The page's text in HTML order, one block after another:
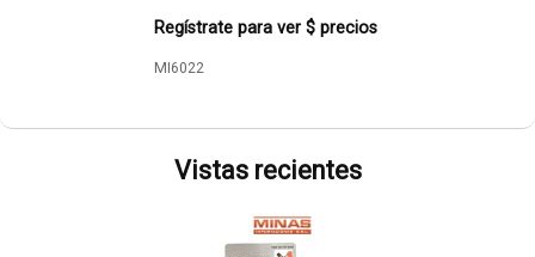
Regístrate para ver $ precios
MI6022
Vistas recientes